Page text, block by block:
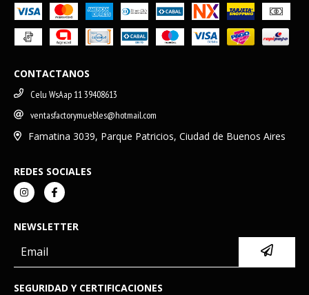
CONTACTANOS
Celu WsAap 11 39408613
ventasfactorymuebles@hotmail.com
Famatina 3039, Parque Patricios, Ciudad de Buenos Aires
REDES SOCIALES
NEWSLETTER
SEGURIDAD Y CERTIFICACIONES